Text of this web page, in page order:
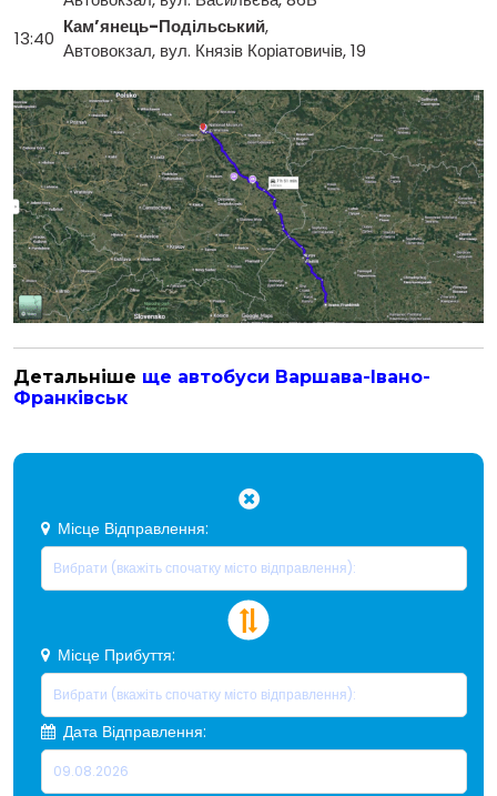
13:40
Кам’янець-Подільський,
Автовокзал, вул. Князів Коріатовичів, 19
Детальніше ще автобуси Варшава-Івано-
Франківськ
Місце Відправлення:
Місце Прибуття:
Дата Відправлення: